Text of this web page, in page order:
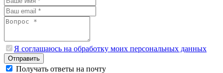
Я соглашаюсь на обработку моих персональных данных
Отправить
Получать ответы на почту